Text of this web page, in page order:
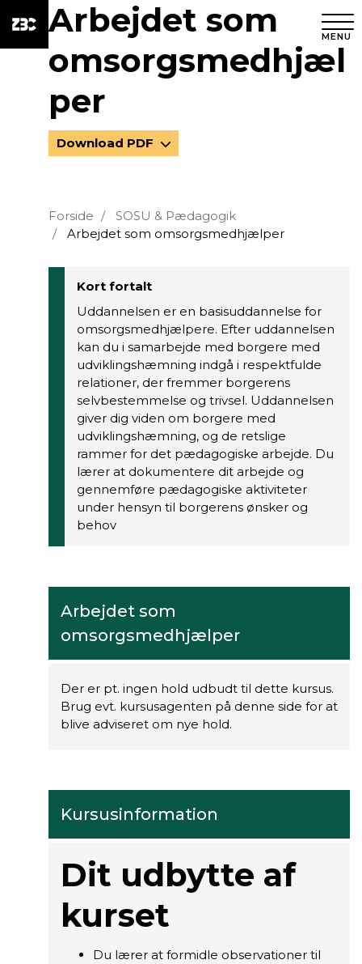
MENU
Arbejdet som
omsorgsmedhjæl
per
Download PDF
Forside
SOSU & Pædagogik
Arbejdet som omsorgsmedhjælper
Kort fortalt
Uddannelsen er en basisuddannelse for
omsorgsmedhjælpere. Efter uddannelsen
kan du i samarbejde med borgere med
udviklingshæmning indgå i respektfulde
relationer, der fremmer borgerens
selvbestemmelse og trivsel. Uddannelsen
giver dig viden om borgere med
udviklingshæmning, og de retslige
rammer for det pædagogiske arbejde. Du
lærer at dokumentere dit arbejde og
gennemføre pædagogiske aktiviteter
under hensyn til borgerens ønsker og
behov
Arbejdet som
omsorgsmedhjælper
Der er pt. ingen hold udbudt til dette kursus.
Brug evt. kursusagenten på denne side for at
blive adviseret om nye hold.
Kursusinformation
Dit udbytte af
kurset
Du lærer at formidle observationer til